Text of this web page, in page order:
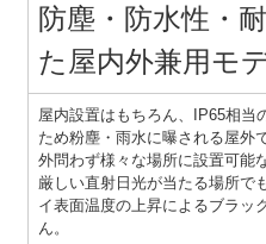
防塵・防水性・
た屋内外兼用モ
屋内設置はもちろん、IP65相当
ため粉塵・雨水に曝される屋外
外問わず様々な場所に設置可能
厳しい直射日光が当たる場所で
イ表面温度の上昇によるブラッ
ん。